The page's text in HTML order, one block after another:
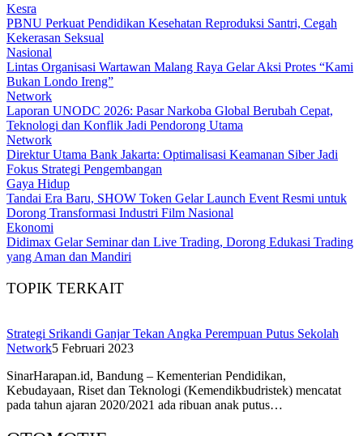
Kesra
PBNU Perkuat Pendidikan Kesehatan Reproduksi Santri, Cegah
Kekerasan Seksual
Nasional
Lintas Organisasi Wartawan Malang Raya Gelar Aksi Protes “Kami
Bukan Londo Ireng”
Network
Laporan UNODC 2026: Pasar Narkoba Global Berubah Cepat,
Teknologi dan Konflik Jadi Pendorong Utama
Network
Direktur Utama Bank Jakarta: Optimalisasi Keamanan Siber Jadi
Fokus Strategi Pengembangan
Gaya Hidup
Tandai Era Baru, SHOW Token Gelar Launch Event Resmi untuk
Dorong Transformasi Industri Film Nasional
Ekonomi
Didimax Gelar Seminar dan Live Trading, Dorong Edukasi Trading
yang Aman dan Mandiri
TOPIK TERKAIT
Strategi Srikandi Ganjar Tekan Angka Perempuan Putus Sekolah
Network5 Februari 2023
SinarHarapan.id, Bandung – Kementerian Pendidikan,
Kebudayaan, Riset dan Teknologi (Kemendikbudristek) mencatat
pada tahun ajaran 2020/2021 ada ribuan anak putus…